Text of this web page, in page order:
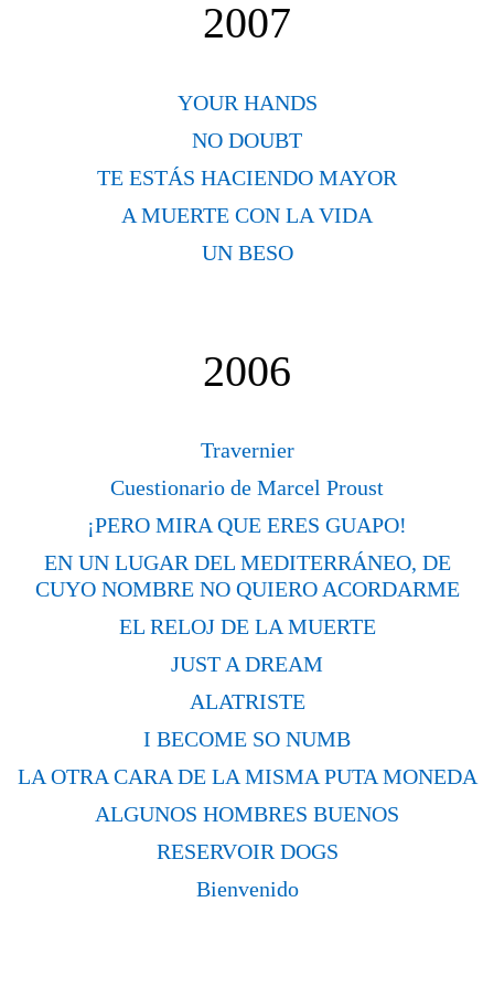
2007
YOUR HANDS
NO DOUBT
TE ESTÁS HACIENDO MAYOR
A MUERTE CON LA VIDA
UN BESO
2006
Travernier
Cuestionario de Marcel Proust
¡PERO MIRA QUE ERES GUAPO!
EN UN LUGAR DEL MEDITERRÁNEO, DE
CUYO NOMBRE NO QUIERO ACORDARME
EL RELOJ DE LA MUERTE
JUST A DREAM
ALATRISTE
I BECOME SO NUMB
LA OTRA CARA DE LA MISMA PUTA MONEDA
ALGUNOS HOMBRES BUENOS
RESERVOIR DOGS
Bienvenido